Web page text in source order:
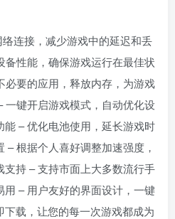
连接，减少游戏中的延迟和丢
备性能，确保游戏运行在最佳状
必要的应用，释放内存，为游戏
一键开启游戏模式，自动优化设
– 优化电池使用，延长游戏时
– 根据个人喜好调整加速强度，
持 – 支持市面上大多数流行手
– 用户友好的界面设计，一键
载，让您的每一次游戏都成为